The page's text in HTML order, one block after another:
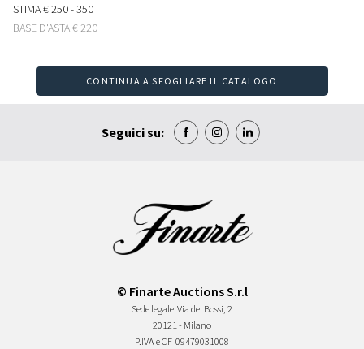
STIMA€ 250 - 350
BASE D'ASTA€ 220
CONTINUA A SFOGLIARE IL CATALOGO
Seguici su:
© Finarte Auctions S.r.l
Sede legale Via dei Bossi, 2
20121 - Milano
P.IVA e CF 09479031008